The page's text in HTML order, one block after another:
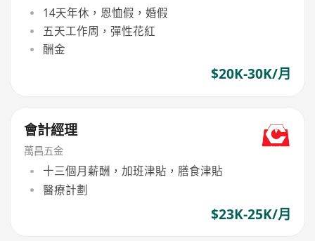
14天年休，恩恤假，婚假
五天工作周，彈性花紅
酬金
$20K-30K/月
會計經理
萬昌五金
十三個月薪酬，加班津貼，膳食津貼
醫療計劃
$23K-25K/月